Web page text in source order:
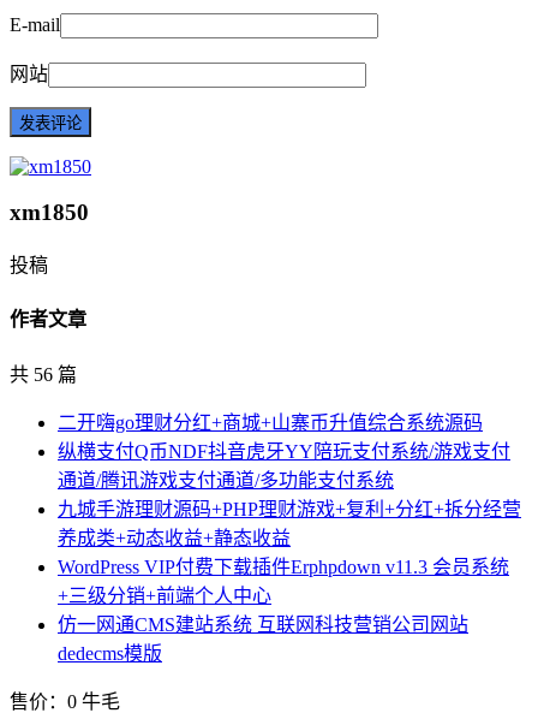
E-mail
网站
xm1850
投稿
作者文章
共 56 篇
二开嗨go理财分红+商城+山寨币升值综合系统源码
纵横支付Q币NDF抖音虎牙YY陪玩支付系统/游戏支付
通道/腾讯游戏支付通道/多功能支付系统
九城手游理财源码+PHP理财游戏+复利+分红+拆分经营
养成类+动态收益+静态收益
WordPress VIP付费下载插件Erphpdown v11.3 会员系统
+三级分销+前端个人中心
仿一网通CMS建站系统 互联网科技营销公司网站
dedecms模版
售价： 0 牛毛